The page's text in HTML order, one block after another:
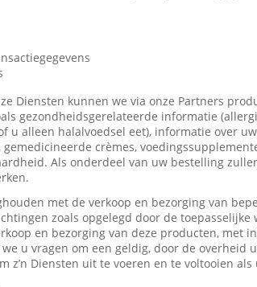
Diensten kunnen we via onze Partners
gezondheidsgerelateerde informatie
u alleen halalvoedsel eet), informatie over
crèmes,
Als onderdeel van uw bestelling
met de verkoop en bezorging van
zoals opgelegd door de
en bezorging van deze producten, met
u vragen om een geldig, door de overheid
z’n Diensten uit te voeren en te voltooien